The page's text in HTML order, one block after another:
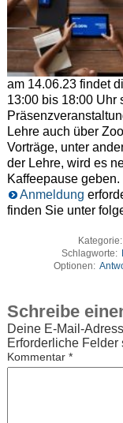
am 14.06.23 findet
13:00 bis 18:00 Uhr
Lehre auch über
Vorträge, unter
der Lehre, wird es
Kaffeepause
Anmeldung
finden Sie unter
Kategorie:
Schlagworte:
Optionen:
Schreibe
Deine E-Mail-
Erforderliche Felder
Kommentar *